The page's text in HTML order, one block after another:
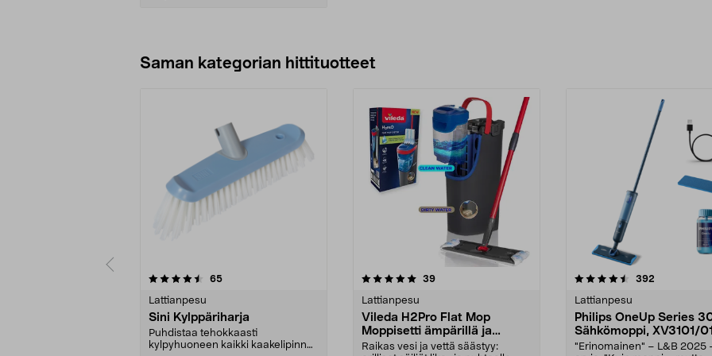
Saman kategorian hittituotteet
65arvostelut
Lattianpesu
Sini Kylppäriharja
Puhdistaa tehokkaasti
kylpyhuoneen kaikki kaakelipinnat.
5.0 viidestä
39arvostelut
Lattianpesu
Vileda H2Pro Flat Mop
Moppisetti ämpärillä ja
mopilla
Raikas vesi ja vettä säästyy:
4.5 viidestä
392
Lattianpesu
Philips OneUp Series
Sähkömoppi, XV3101/01
"Erinomainen" – L&B 2025
4.5 viidestä